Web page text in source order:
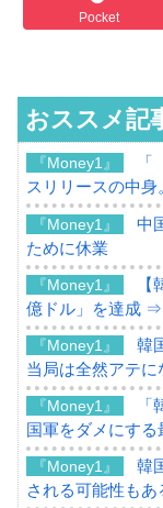
Pocket
おススメ記
『Money1』
スリリースの中身
『Money1』
中
ために休業
『Money1』
億ドル」を達成 ⇒
『Money1』
韓
当局は全然アテ
『Money1』
国軍をダメにする
『Money1』
韓
される可能性もあ